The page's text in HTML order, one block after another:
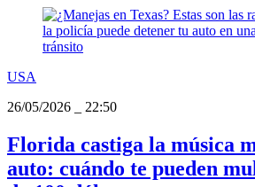
USA
26/05/2026
22:50
Florida castiga la música
auto: cuándo te pueden